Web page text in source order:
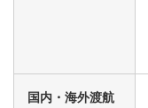
国内・海外渡航